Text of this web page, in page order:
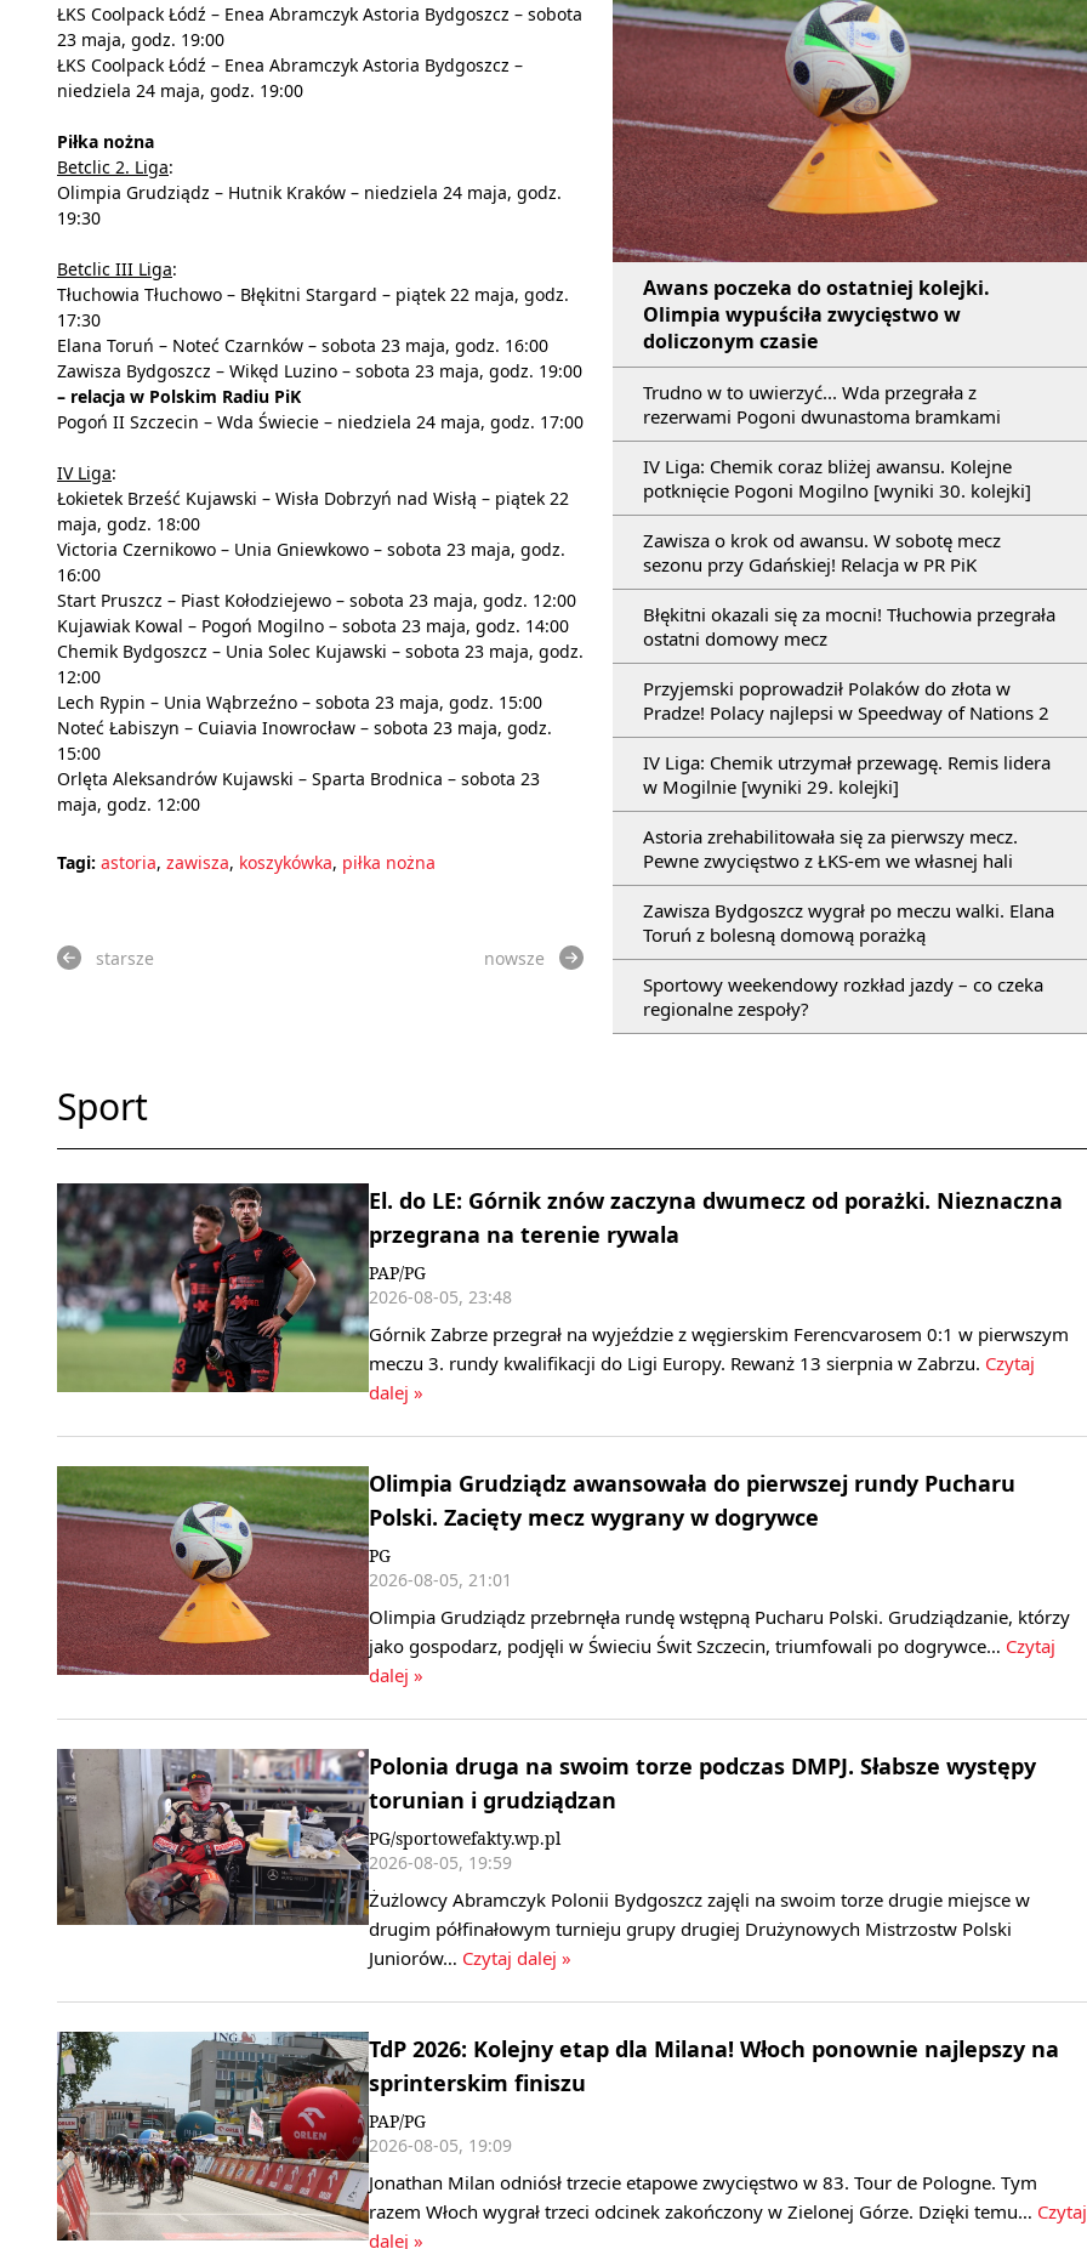
Awans poczeka do ostatniej kolejki.
Olimpia wypuściła zwycięstwo w
doliczonym czasie
Trudno w to uwierzyć... Wda przegrała z
rezerwami Pogoni dwunastoma bramkami
IV Liga: Chemik coraz bliżej awansu. Kolejne
potknięcie Pogoni Mogilno [wyniki 30. kolejki]
Zawisza o krok od awansu. W sobotę mecz
sezonu przy Gdańskiej! Relacja w PR PiK
Błękitni okazali się za mocni! Tłuchowia przegrała
ostatni domowy mecz
Przyjemski poprowadził Polaków do złota w
Pradze! Polacy najlepsi w Speedway of Nations 2
IV Liga: Chemik utrzymał przewagę. Remis lidera
w Mogilnie [wyniki 29. kolejki]
Astoria zrehabilitowała się za pierwszy mecz.
Pewne zwycięstwo z ŁKS-em we własnej hali
Zawisza Bydgoszcz wygrał po meczu walki. Elana
Toruń z bolesną domową porażką
Sportowy weekendowy rozkład jazdy – co czeka
regionalne zespoły?
ŁKS Coolpack Łódź – Enea Abramczyk Astoria Bydgoszcz – sobota
23 maja, godz. 19:00
ŁKS Coolpack Łódź – Enea Abramczyk Astoria Bydgoszcz –
niedziela 24 maja, godz. 19:00
Piłka nożna
Betclic 2. Liga:
Olimpia Grudziądz – Hutnik Kraków – niedziela 24 maja, godz.
19:30
Betclic III Liga:
Tłuchowia Tłuchowo – Błękitni Stargard – piątek 22 maja, godz.
17:30
Elana Toruń – Noteć Czarnków – sobota 23 maja, godz. 16:00
Zawisza Bydgoszcz – Wikęd Luzino – sobota 23 maja, godz. 19:00
– relacja w Polskim Radiu PiK
Pogoń II Szczecin – Wda Świecie – niedziela 24 maja, godz. 17:00
IV Liga:
Łokietek Brześć Kujawski – Wisła Dobrzyń nad Wisłą – piątek 22
maja, godz. 18:00
Victoria Czernikowo – Unia Gniewkowo – sobota 23 maja, godz.
16:00
Start Pruszcz – Piast Kołodziejewo – sobota 23 maja, godz. 12:00
Kujawiak Kowal – Pogoń Mogilno – sobota 23 maja, godz. 14:00
Chemik Bydgoszcz – Unia Solec Kujawski – sobota 23 maja, godz.
12:00
Lech Rypin – Unia Wąbrzeźno – sobota 23 maja, godz. 15:00
Noteć Łabiszyn – Cuiavia Inowrocław – sobota 23 maja, godz.
15:00
Orlęta Aleksandrów Kujawski – Sparta Brodnica – sobota 23
maja, godz. 12:00
Tagi: astoria, zawisza, koszykówka, piłka nożna
starsze nowsze
Sport
El. do LE: Górnik znów zaczyna dwumecz od porażki. Nieznaczna
przegrana na terenie rywala
PAP/PG
2026-08-05, 23:48
Górnik Zabrze przegrał na wyjeździe z węgierskim Ferencvarosem 0:1 w pierwszym
meczu 3. rundy kwalifikacji do Ligi Europy. Rewanż 13 sierpnia w Zabrzu. Czytaj
dalej »
Olimpia Grudziądz awansowała do pierwszej rundy Pucharu
Polski. Zacięty mecz wygrany w dogrywce
PG
2026-08-05, 21:01
Olimpia Grudziądz przebrnęła rundę wstępną Pucharu Polski. Grudziądzanie, którzy
jako gospodarz, podjęli w Świeciu Świt Szczecin, triumfowali po dogrywce… Czytaj
dalej »
Polonia druga na swoim torze podczas DMPJ. Słabsze występy
torunian i grudziądzan
PG/sportowefakty.wp.pl
2026-08-05, 19:59
Żużlowcy Abramczyk Polonii Bydgoszcz zajęli na swoim torze drugie miejsce w
drugim półfinałowym turnieju grupy drugiej Drużynowych Mistrzostw Polski
Juniorów… Czytaj dalej »
TdP 2026: Kolejny etap dla Milana! Włoch ponownie najlepszy na
sprinterskim finiszu
PAP/PG
2026-08-05, 19:09
Jonathan Milan odniósł trzecie etapowe zwycięstwo w 83. Tour de Pologne. Tym
razem Włoch wygrał trzeci odcinek zakończony w Zielonej Górze. Dzięki temu… Czytaj
dalej »